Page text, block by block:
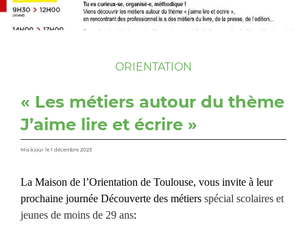
ORIENTATION
« Les métiers autour du thème
J’aime lire et écrire »
Mis à jour le 1 décembre 2023
La Maison de l’Orientation de Toulouse, vous invite à leur
prochaine journée Découverte des métiers spécial scolaires et
jeunes de moins de 29 ans: